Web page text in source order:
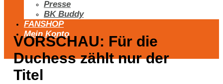
Presse
BK Buddy
FANSHOP
Mein Konto
VORSCHAU: Für die
Duchess zählt nur der
Titel